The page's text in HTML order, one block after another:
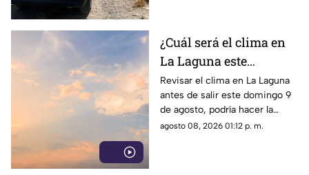
¿Cuál será el clima en
La Laguna este
domingo 9 de agosto
2026?
Revisar el clima en La Laguna
antes de salir este domingo 9
de agosto, podría hacer la
diferencia entre un día
agosto 08, 2026 01:12 p. m.